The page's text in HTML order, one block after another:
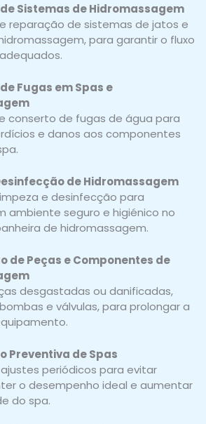
Sistemas de Hidromassagem
reparação de sistemas de jatos e
para garantir o fluxo
Fugas em Spas e
conserto de fugas de água para
e danos aos componentes
de Hidromassagem
e desinfecção para
ambiente seguro e higiénico no
de hidromassagem.
de Peças e Componentes de
desgastadas ou danificadas,
e válvulas, para prolongar a
Preventiva de Spas
periódicos para evitar
o desempenho ideal e aumentar
do spa.